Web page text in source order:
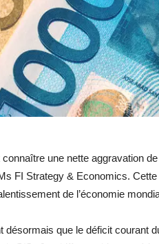
une nette aggravation
FI Strategy & Economics.
de l’économie
désormais que le déficit courant